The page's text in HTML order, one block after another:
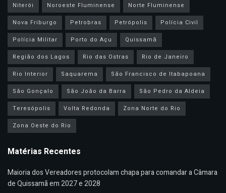
Niterói
Noroeste Fluminense
Norte Fluminense
Nova Friburgo
Petrobras Petrópolis
Polícia Civil
Polícia Militar
Porto do Açu
Quissamã
Região dos Lagos
Rio das Ostras
Rio de Janeiro
Rio Interior
Saquarema
São Francisco de Itabapoana
São Gonçalo
São João da Barra
São Pedro da Aldeia
Teresópolis
Volta Redonda
Zona Norte do Rio
Zona Oeste do Rio
Matérias Recentes
Maioria dos Vereadores protocolam chapa para comandar a Câmara
de Quissamã em 2027 e 2028